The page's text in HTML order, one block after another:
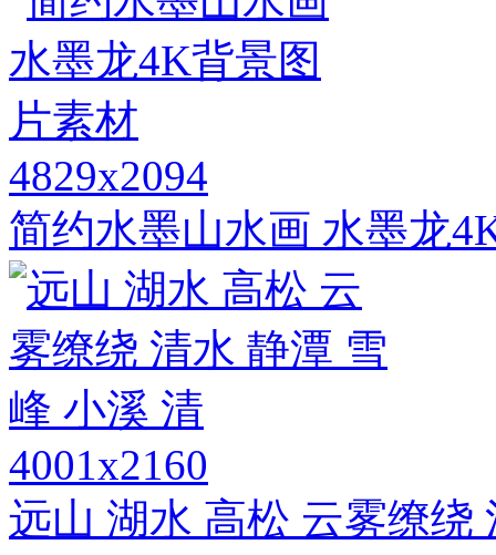
4829x2094
简约水墨山水画 水墨龙
4001x2160
远山 湖水 高松 云雾缭绕